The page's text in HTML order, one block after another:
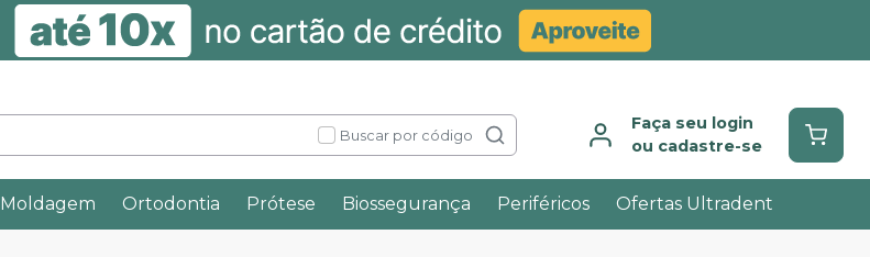
Buscar por código
Faça seu login
ou cadastre-se
Moldagem Ortodontia Prótese Biossegurança Periféricos Ofertas Ultradent